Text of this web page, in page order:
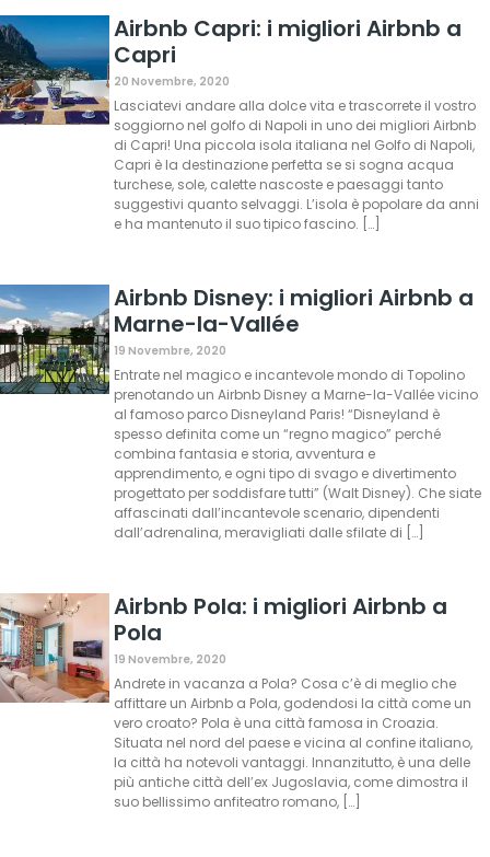
Airbnb Capri: i migliori Airbnb a
Capri
20 Novembre, 2020
Lasciatevi andare alla dolce vita e trascorrete il vostro
soggiorno nel golfo di Napoli in uno dei migliori Airbnb
di Capri! Una piccola isola italiana nel Golfo di Napoli,
Capri è la destinazione perfetta se si sogna acqua
turchese, sole, calette nascoste e paesaggi tanto
suggestivi quanto selvaggi. L’isola è popolare da anni
e ha mantenuto il suo tipico fascino. […]
Airbnb Disney: i migliori Airbnb a
Marne-la-Vallée
19 Novembre, 2020
Entrate nel magico e incantevole mondo di Topolino
prenotando un Airbnb Disney a Marne-la-Vallée vicino
al famoso parco Disneyland Paris! “Disneyland è
spesso definita come un “regno magico” perché
combina fantasia e storia, avventura e
apprendimento, e ogni tipo di svago e divertimento
progettato per soddisfare tutti” (Walt Disney). Che siate
affascinati dall’incantevole scenario, dipendenti
dall’adrenalina, meravigliati dalle sfilate di […]
Airbnb Pola: i migliori Airbnb a
Pola
19 Novembre, 2020
Andrete in vacanza a Pola? Cosa c’è di meglio che
affittare un Airbnb a Pola, godendosi la città come un
vero croato? Pola è una città famosa in Croazia.
Situata nel nord del paese e vicina al confine italiano,
la città ha notevoli vantaggi. Innanzitutto, è una delle
più antiche città dell’ex Jugoslavia, come dimostra il
suo bellissimo anfiteatro romano, […]